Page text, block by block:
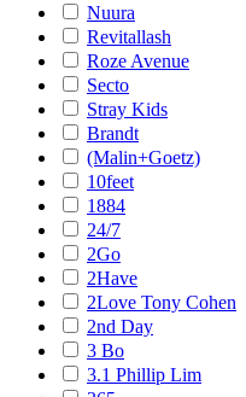
Nuura
Revitallash
Roze Avenue
Secto
Stray Kids
Brandt
(Malin+Goetz)
10feet
1884
24/7
2Go
2Have
2Love Tony Cohen
2nd Day
3 Bo
3.1 Phillip Lim